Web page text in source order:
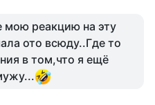
мою реакцию на эту
ото всюду..Где то
в том,что я ещё